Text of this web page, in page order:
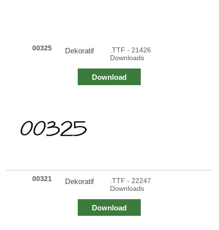
00325 Dekoratif
.TTF - 21426
Downloads
Download
00321 Dekoratif
.TTF - 22247
Downloads
Download